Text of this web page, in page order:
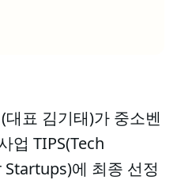
표 김기태)가 중소벤
업 TIPS(Tech
에 최종 선정